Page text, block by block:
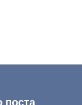
поста